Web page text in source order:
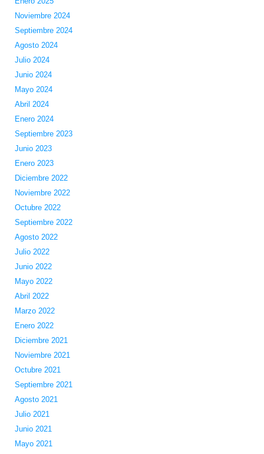
Noviembre 2024
Septiembre 2024
Agosto 2024
Julio 2024
Junio 2024
Mayo 2024
Abril 2024
Enero 2024
Septiembre 2023
Junio 2023
Enero 2023
Diciembre 2022
Noviembre 2022
Octubre 2022
Septiembre 2022
Agosto 2022
Julio 2022
Junio 2022
Mayo 2022
Abril 2022
Marzo 2022
Enero 2022
Diciembre 2021
Noviembre 2021
Octubre 2021
Septiembre 2021
Agosto 2021
Julio 2021
Junio 2021
Mayo 2021